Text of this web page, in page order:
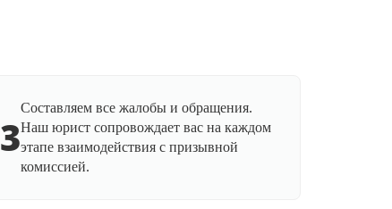
3
Составляем все жалобы и обращения.
Наш юрист сопровождает вас на каждом
этапе взаимодействия с призывной
комиссией.